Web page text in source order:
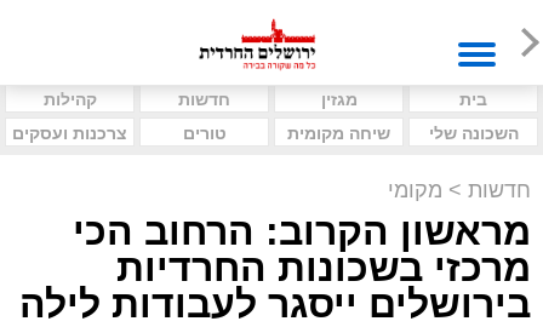
בית מגזין חדשות
קהילות
השכונה שלי
שיחה מקומית טורים צרכנות ועסקים
חדשות > מקומי
מראשון הקרוב: הרחוב הכי
מרכזי בשכונות החרדיות
בירושלים ייסגר לעבודות לילה